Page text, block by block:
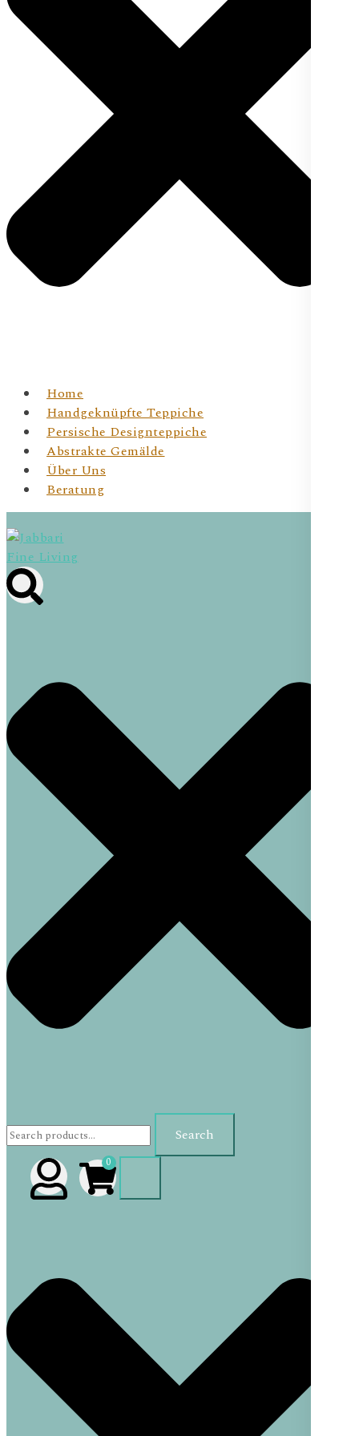
Home
Handgeknüpfte Teppiche
Persische Designteppiche
Abstrakte Gemälde
Über Uns
Beratung
Jabbari Fine Living
JBR Fine Living- Wiener Online Shop für
handgeknüpfte Teppichunikate & Abstrakte Kunst für
Search
for:
Search
0